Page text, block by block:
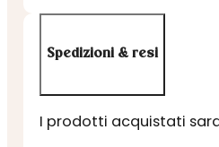
Spedizioni & resi
I prodotti acquistati